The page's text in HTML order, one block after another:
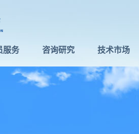
服务 咨询研究 技术市场